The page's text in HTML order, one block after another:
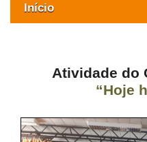
Início
Oferta formativa
ESAQ sem Bullying
Atividade do
“Hoje